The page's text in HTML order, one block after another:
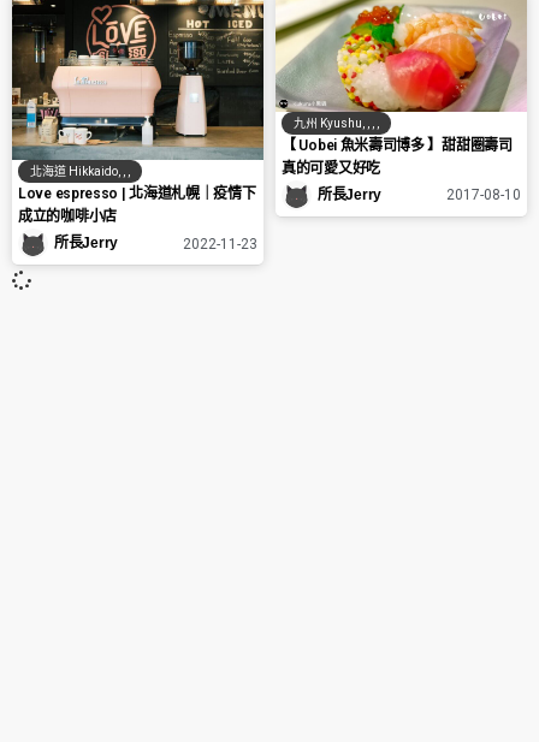
北海道 Hikkaido, , ,
Love espresso | 北海道札幌｜疫情下
成立的咖啡小店
所長Jerry
2022-11-23
九州 Kyushu
【 Uobei 魚米壽司博多 】甜甜圈壽司
真的可愛又好吃
所長Jerry
2017-08-10